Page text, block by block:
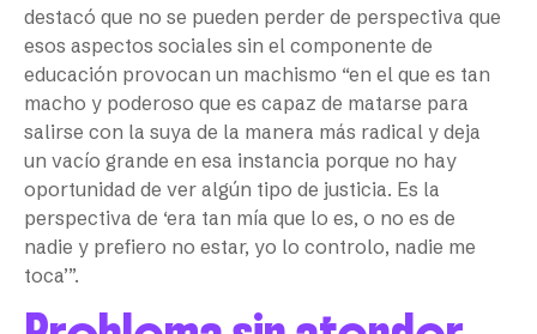
destacó que no se pueden perder de perspectiva que
esos aspectos sociales sin el componente de
educación provocan un machismo “en el que es tan
macho y poderoso que es capaz de matarse para
salirse con la suya de la manera más radical y deja
un vacío grande en esa instancia porque no hay
oportunidad de ver algún tipo de justicia. Es la
perspectiva de ‘era tan mía que lo es, o no es de
nadie y prefiero no estar, yo lo controlo, nadie me
toca’”.